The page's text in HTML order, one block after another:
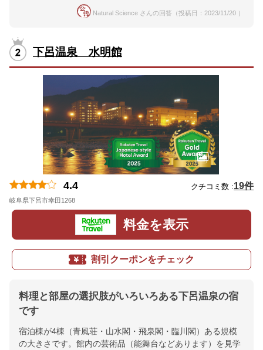
Natural Science さんの回答（投稿日：2023/11/20 ）
下呂温泉 水明館
4.4 クチコミ数 :19件
岐阜県下呂市幸田1268
料金を表示
割引クーポンをチェック
料理と部屋の選択肢がいろいろある下呂温泉の宿
です
宿泊棟が4棟（青風荘・山水閣・飛泉閣・臨川閣）ある規模
の大きさです。館内の芸術品（能舞台などあります）を見学